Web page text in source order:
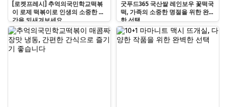
[로켓프레시] 추억의국민학교떡볶
이 로제 떡볶이로 인생의 소중한 순
간을 되새겨보세요
굿푸드365 국산쌀 레인보우 꽃떡국
떡, 가족의 소중한 명절을 위한 완벽
한 선택